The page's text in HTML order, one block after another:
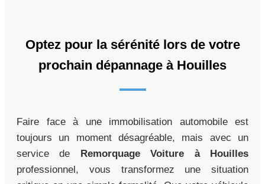
Optez pour la sérénité lors de votre
prochain dépannage à Houilles
Faire face à une immobilisation automobile est
toujours un moment désagréable, mais avec un
service de Remorquage Voiture à Houilles
professionnel, vous transformez une situation